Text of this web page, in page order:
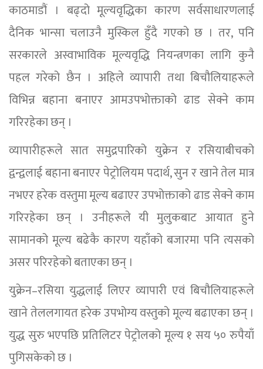
काठमाडौं । बढ्दो मूल्यवृद्धिका कारण सर्वसाधारणलाई
दैनिक भान्सा चलाउनै मुस्किल हुँदै गएको छ । तर, पनि
सरकारले अस्वाभाविक मूल्यवृद्धि नियन्त्रणका लागि कुनै
पहल गरेको छैन । अहिले व्यापारी तथा बिचौलियाहरूले
विभिन्न बहाना बनाएर आमउपभोक्ताको ढाड सेक्ने काम
गरिरहेका छन् ।
व्यापारीहरूले सात समुद्रपारिको युक्रेन र रसियाबीचको
द्वन्द्वलाई बहाना बनाएर पेट्रोलियम पदार्थ, सुन र खाने तेल मात्र
नभएर हरेक वस्तुमा मूल्य बढाएर उपभोक्ताको ढाड सेक्ने काम
गरिरहेका छन् । उनीहरूले यी मुलुकबाट आयात हुने
सामानको मूल्य बढेकै कारण यहाँको बजारमा पनि त्यसको
असर परिरहेको बताएका छन् ।
युक्रेन–रसिया युद्धलाई लिएर व्यापारी एवं बिचौलियाहरूले
खाने तेललगायत हरेक उपभोग्य वस्तुको मूल्य बढाएका छन् ।
युद्ध सुरु भएपछि प्रतिलिटर पेट्रोलको मूल्य १ सय ५० रुपैयाँ
पुगिसकेको छ ।